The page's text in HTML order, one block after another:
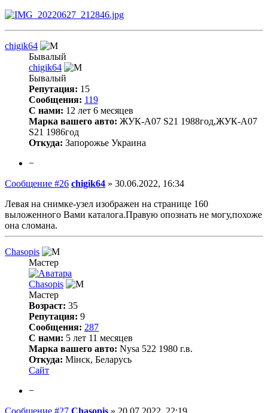
chigik64
Бывалый
chigik64
Бывалый
Репутация: 15
Сообщения: 119
С нами: 12 лет 6 месяцев
Марка вашего авто: ЖУК-А07 S21 1988год,ЖУК-А07
S21 1986год
Откуда: Запорожье Украина
−
Сообщение #26 chigik64 » 30.06.2022, 16:34
Левая на снимке-узел изображен на странице 160
выложенного Вами каталога.Правую опознать не могу,похоже
она сломана.
Chasopis
Мастер
Chasopis
Мастер
Возраст: 35
Репутация: 9
Сообщения: 287
С нами: 5 лет 11 месяцев
Марка вашего авто: Nysa 522 1980 г.в.
Откуда: Мінск, Беларусь
Сайт
−
Сообщение #27 Chasopis » 20.07.2022, 22:19